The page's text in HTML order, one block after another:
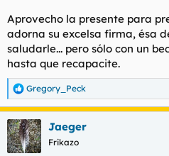
Aprovecho la presente para
adorna su excelsa firma, ésa
saludarle... pero sólo con un
hasta que recapacite.
R
e
a
c
c
i
Gregory_Peck
Jaeger
Frikazo